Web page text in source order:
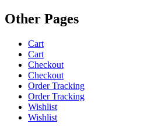
Other Pages
Cart
Cart
Checkout
Checkout
Order Tracking
Order Tracking
Wishlist
Wishlist